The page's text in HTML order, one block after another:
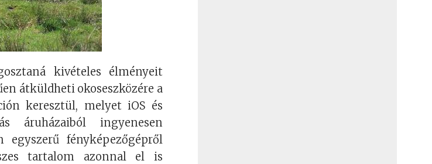
kivételes élményeit
átküldheti okoseszközére a
keresztül, melyet iOS és
áruházaiból ingyenesen
fényképezőgépről
tartalom azonnal el is